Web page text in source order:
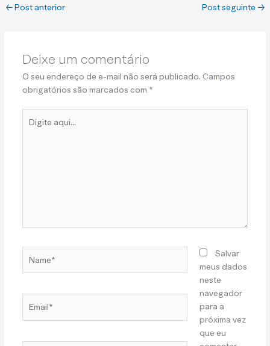
←Post anterior Post seguinte →
Deixe um comentário
O seu endereço de e-mail não será publicado. Campos
obrigatórios são marcados com *
aqui...
Salvar
meus dados
neste
navegador
para a
próxima vez
que eu